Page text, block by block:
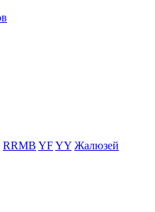
RRMB YFYY Жалюзей